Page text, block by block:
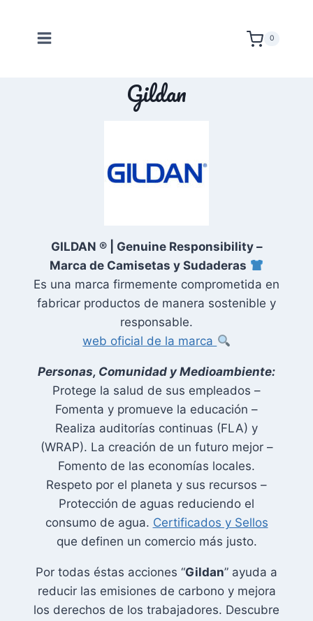
contenido
0
Gildan
GILDAN ® | Genuine Responsibility –
Marca de Camisetas y Sudaderas
Es una marca firmemente comprometida en
fabricar productos de manera sostenible y
responsable.
web oficial de la marca
Personas, Comunidad y Medioambiente:
Protege la salud de sus empleados –
Fomenta y promueve la educación –
Realiza auditorías continuas (FLA) y
(WRAP). La creación de un futuro mejor –
Fomento de las economías locales.
Respeto por el planeta y sus recursos –
Protección de aguas reduciendo el
consumo de agua. Certificados y Sellos
que definen un comercio más justo.
Por todas éstas acciones “Gildan” ayuda a
reducir las emisiones de carbono y mejora
los derechos de los trabajadores. Descubre